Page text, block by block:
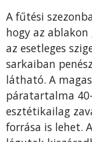
A fűtési
hogy az
az esetleges
sarkaiban
látható. A
páratartalma
esztétikailag
forrása is lehet.